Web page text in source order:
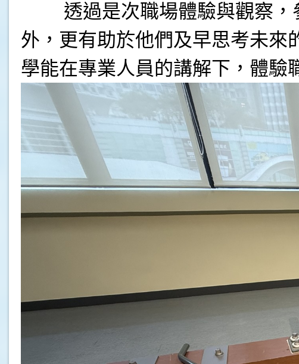
透過是次職場體驗與觀察，
外，更有助於他們及早思考未來
學能在專業人員的講解下，體驗